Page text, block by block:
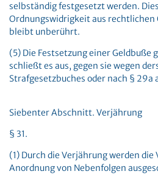
selbständig festgesetzt werden.
Ordnungswidrigkeit aus rechtlichen
bleibt unberührt.
(5) Die Festsetzung einer Geldbuße
schließt es aus, gegen sie wegen
Strafgesetzbuches oder nach § 29a
Siebenter Abschnitt. Verjährung
§ 31.
(1) Durch die Verjährung werden
Anordnung von Nebenfolgen